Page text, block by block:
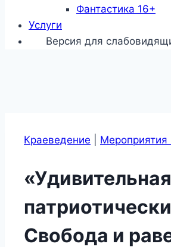
Фантастика 16+
Услуги
Версия для
Краеведение Мероприятия
Свобода и